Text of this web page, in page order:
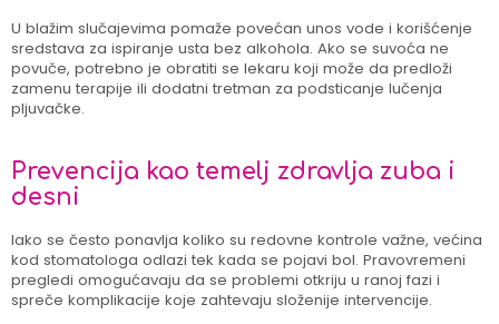
U blažim slučajevima pomaže povećan unos vode i korišćenje
sredstava za ispiranje usta bez alkohola. Ako se suvoća ne
povuče, potrebno je obratiti se lekaru koji može da predloži
zamenu terapije ili dodatni tretman za podsticanje lučenja
pljuvačke.
Prevencija kao temelj zdravlja zuba i
desni
Iako se često ponavlja koliko su redovne kontrole važne, većina
kod stomatologa odlazi tek kada se pojavi bol. Pravovremeni
pregledi omogućavaju da se problemi otkriju u ranoj fazi i
spreče komplikacije koje zahtevaju složenije intervencije.